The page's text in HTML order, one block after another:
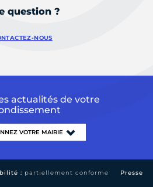
question ?
NOUS
actualités de votre
: partiellement conforme Presse